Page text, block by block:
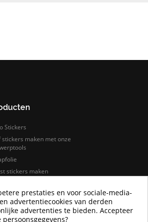
Stickers
stickers maken met onze
stickers maken
wrappen
Logo Stickers
prestaties en voor sociale-media-
advertentiecookies van derden
advertenties te bieden. Accepteer